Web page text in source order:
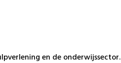
en de onderwijssector.